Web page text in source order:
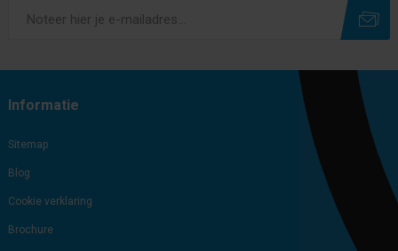
Informatie
Sitemap
Blog
Cookie verklaring
Brochure